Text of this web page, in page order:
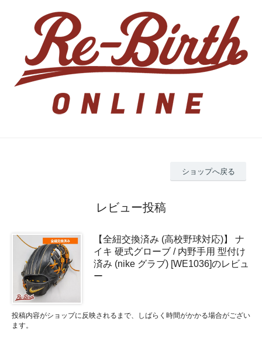
ショップへ戻る
レビュー投稿
【全紐交換済み (高校野球対応)】 ナ
イキ 硬式グローブ / 内野手用 型付け
済み (nike グラブ) [WE1036]のレビュ
ー
投稿内容がショップに反映されるまで、しばらく時間がかかる場合がござい
ます。